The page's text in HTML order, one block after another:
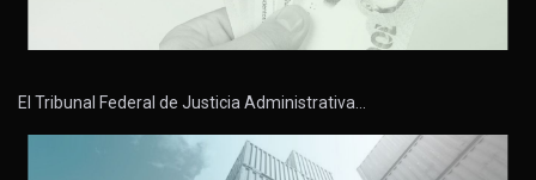
El Tribunal Federal de Justicia Administrativa…